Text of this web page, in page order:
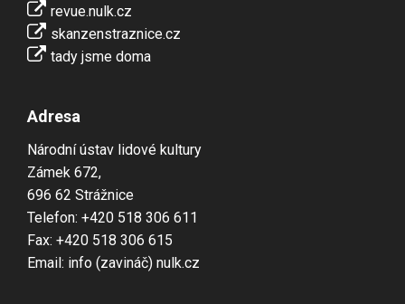
revue.nulk.cz
skanzenstraznice.cz
tady jsme doma
Adresa
Národní ústav lidové kultury
Zámek 672,
696 62 Strážnice
Telefon: +420 518 306 611
Fax: +420 518 306 615
Email: info (zavináč) nulk.cz